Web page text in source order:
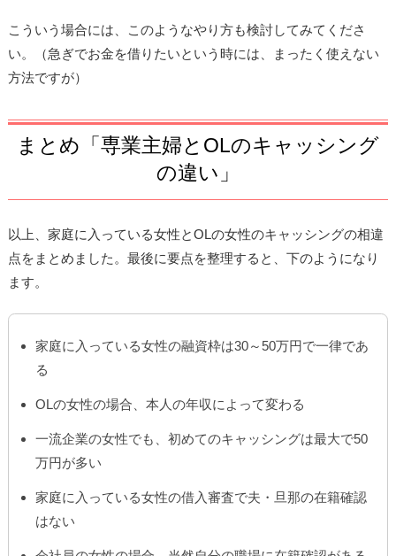
こういう場合には、このようなやり方も検討してみてくださ
い。（急ぎでお金を借りたいという時には、まったく使えない
方法ですが）
まとめ「専業主婦とOLのキャッシング
の違い」
以上、家庭に入っている女性とOLの女性のキャッシングの相違
点をまとめました。最後に要点を整理すると、下のようになり
ます。
家庭に入っている女性の融資枠は30～50万円で一律であ
る
OLの女性の場合、本人の年収によって変わる
一流企業の女性でも、初めてのキャッシングは最大で50
万円が多い
家庭に入っている女性の借入審査で夫・旦那の在籍確認
はない